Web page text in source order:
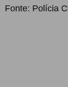
Fonte: Polícia